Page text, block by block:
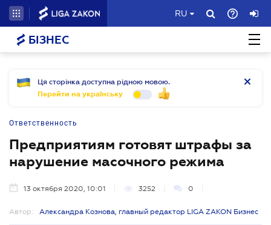
RU
БІЗНЕС
Ця сторінка доступна рідною мовою.
Перейти на українську
Ответственность
Предприятиям готовят штрафы за
нарушение масочного режима
13 октября 2020, 10:01 3252 0
Автор: Александра Кознова, главный редактор LIGA ZAKON Бизнес